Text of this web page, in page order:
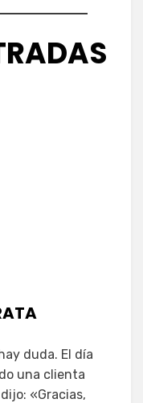
duda. El día
una clienta
«Gracias,